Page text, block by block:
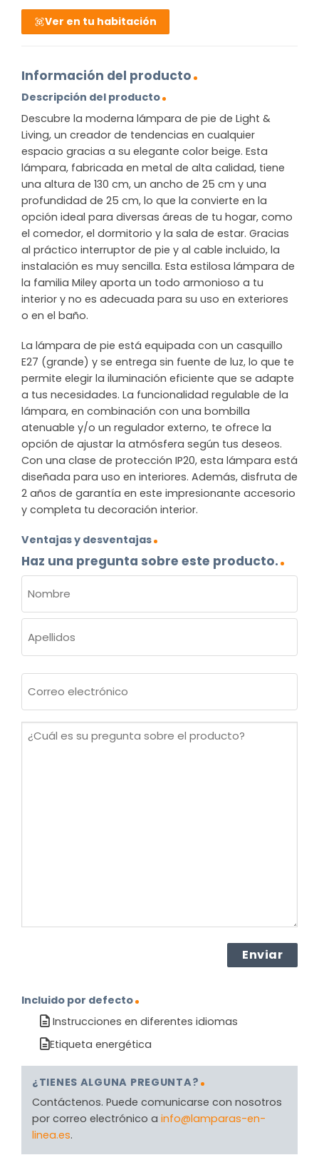
Ver en tu habitación
Información del producto
Descripción del producto
Descubre la moderna lámpara de pie de Light &
Living, un creador de tendencias en cualquier
espacio gracias a su elegante color beige. Esta
lámpara, fabricada en metal de alta calidad, tiene
una altura de 130 cm, un ancho de 25 cm y una
profundidad de 25 cm, lo que la convierte en la
opción ideal para diversas áreas de tu hogar, como
el comedor, el dormitorio y la sala de estar. Gracias
al práctico interruptor de pie y al cable incluido, la
instalación es muy sencilla. Esta estilosa lámpara de
la familia Miley aporta un todo armonioso a tu
interior y no es adecuada para su uso en exteriores
o en el baño.
La lámpara de pie está equipada con un casquillo
E27 (grande) y se entrega sin fuente de luz, lo que te
permite elegir la iluminación eficiente que se adapte
a tus necesidades. La funcionalidad regulable de la
lámpara, en combinación con una bombilla
atenuable y/o un regulador externo, te ofrece la
opción de ajustar la atmósfera según tus deseos.
Con una clase de protección IP20, esta lámpara está
diseñada para uso en interiores. Además, disfruta de
2 años de garantía en este impresionante accesorio
y completa tu decoración interior.
Ventajas y desventajas
Haz una pregunta sobre este producto.
(OBLIGATORIO)
Nombre
electrónico
¿Cuál
Incluido por defecto
Instrucciones en diferentes idiomas
Etiqueta energética
¿TIENES ALGUNA PREGUNTA?
Contáctenos. Puede comunicarse con nosotros
por correo electrónico a info@lamparas-en-
linea.es.